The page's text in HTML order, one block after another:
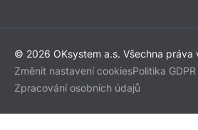
© 2026 OKsystem a.s. Všechna práva
Změnit nastavení cookiesPolitika GDPR
Zpracování osobních údajů